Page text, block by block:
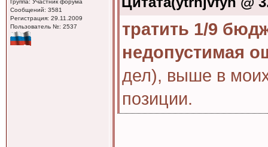
Группа: Участник форума
Сообщений: 3581
Регистрация: 29.11.2009
Пользователь №: 2537
тратить 1/9
недопустимая
дел), выше в
позиции.